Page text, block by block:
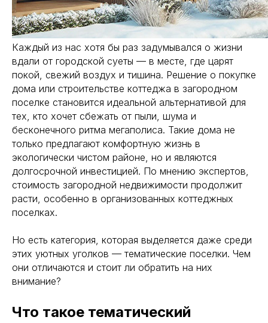
Каждый из нас хотя бы раз задумывался о жизни
вдали от городской суеты — в месте, где царят
покой, свежий воздух и тишина. Решение о покупке
дома или строительстве коттеджа в загородном
поселке становится идеальной альтернативой для
тех, кто хочет сбежать от пыли, шума и
бесконечного ритма мегаполиса. Такие дома не
только предлагают комфортную жизнь в
экологически чистом районе, но и являются
долгосрочной инвестицией. По мнению экспертов,
стоимость загородной недвижимости продолжит
расти, особенно в организованных коттеджных
поселках.
Но есть категория, которая выделяется даже среди
этих уютных уголков — тематические поселки. Чем
они отличаются и стоит ли обратить на них
внимание?
Что такое тематический